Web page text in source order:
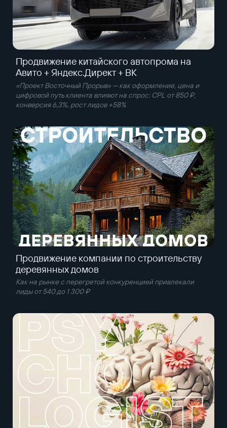
Продвижение китайского автопрома на
Авито + Яндекс.Директ + ВК
«Проект Восточный Прорыв» — как оформление, цена и
цифровой путь клиента влияют на спрос: CPL от 850 ₽,
конверсия 6,3%, рост лидов +58%
Продвижение компании по строительству
деревянных домов
Как на рынке с перегретой конкуренцией привлекали
лиды от 540 до 1 300 ₽